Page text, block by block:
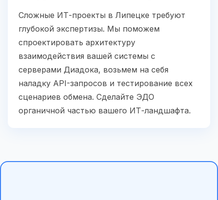
Сложные ИТ-проекты в Липецке требуют
глубокой экспертизы. Мы поможем
спроектировать архитектуру
взаимодействия вашей системы с
серверами Диадока, возьмем на себя
наладку API-запросов и тестирование всех
сценариев обмена. Сделайте ЭДО
органичной частью вашего ИТ-ландшафта.